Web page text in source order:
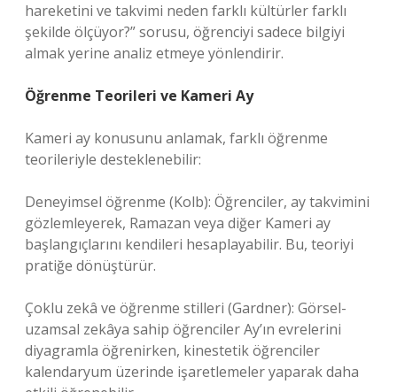
hareketini ve takvimi neden farklı kültürler farklı
şekilde ölçüyor?” sorusu, öğrenciyi sadece bilgiyi
almak yerine analiz etmeye yönlendirir.
Öğrenme Teorileri ve Kameri Ay
Kameri ay konusunu anlamak, farklı öğrenme
teorileriyle desteklenebilir:
Deneyimsel öğrenme (Kolb): Öğrenciler, ay takvimini
gözlemleyerek, Ramazan veya diğer Kameri ay
başlangıçlarını kendileri hesaplayabilir. Bu, teoriyi
pratiğe dönüştürür.
Çoklu zekâ ve öğrenme stilleri (Gardner): Görsel-
uzamsal zekâya sahip öğrenciler Ay’ın evrelerini
diyagramla öğrenirken, kinestetik öğrenciler
kalendaryum üzerinde işaretlemeler yaparak daha